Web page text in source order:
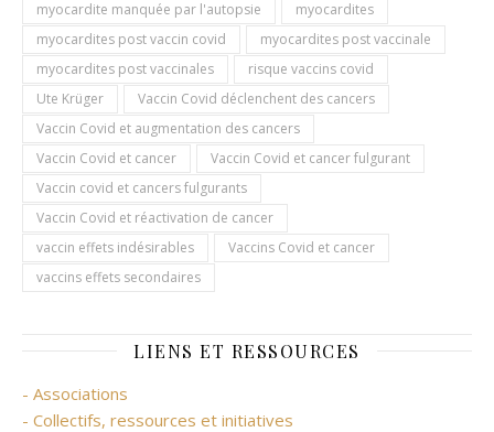
myocardite manquée par l'autopsie
myocardites
myocardites post vaccin covid
myocardites post vaccinale
myocardites post vaccinales
risque vaccins covid
Ute Krüger
Vaccin Covid déclenchent des cancers
Vaccin Covid et augmentation des cancers
Vaccin Covid et cancer
Vaccin Covid et cancer fulgurant
Vaccin covid et cancers fulgurants
Vaccin Covid et réactivation de cancer
vaccin effets indésirables
Vaccins Covid et cancer
vaccins effets secondaires
LIENS ET RESSOURCES
- Associations
- Collectifs, ressources et initiatives